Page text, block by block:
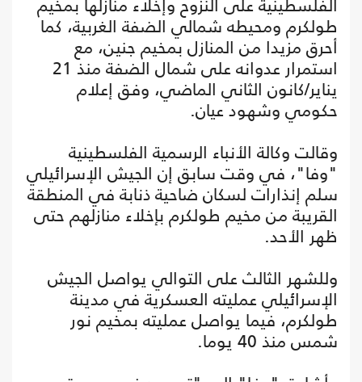
طولكرم ومحيطه شمالي الضفة الغربية، كما
أحرق مزيدا من المنازل بمخيم جنين، مع
استمرار عدوانه على شمال الضفة منذ 21
يناير/كانون الثاني الماضي، وفق إعلام
حكومي وشهود عيان.
وقالت وكالة الأنباء الرسمية الفلسطينية
"وفا"، في وقت سابق إن الجيش الإسرائيلي
سلم إنذارات لسكان ضاحية ذنابة في المنطقة
القريبة من مخيم طولكرم بإخلاء منازلهم حتى
ظهر الأحد.
وللشهر الثالث على التوالي يواصل الجيش
الإسرائيلي عمليته العسكرية في مدينة
طولكرم، فيما يواصل عمليته بمخيم نور
شمس منذ 40 يوما.